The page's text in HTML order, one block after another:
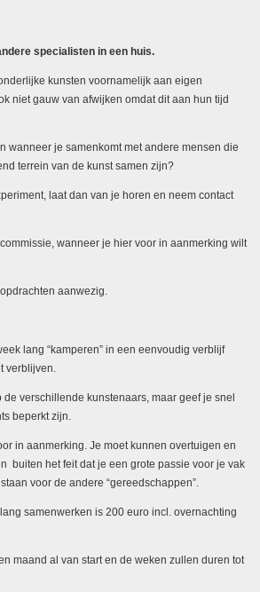
specialisten in een huis.
kunsten voornamelijk aan eigen
niet gauw van afwijken omdat dit aan hun tijd
wanneer je samenkomt met andere mensen die
terrein van de kunst samen zijn?
laat dan van je horen en neem contact
wanneer je hier voor in aanmerking wilt
aanwezig.
lang “kamperen” in een eenvoudig verblijf
verblijven.
de verschillende kunstenaars, maar geef je snel
beperkt zijn.
in aanmerking. Je moet kunnen overtuigen en
buiten het feit dat je een grote passie voor je vak
voor de andere “gereedschappen”.
samenwerken is 200 euro incl. overnachting
maand al van start en de weken zullen duren tot